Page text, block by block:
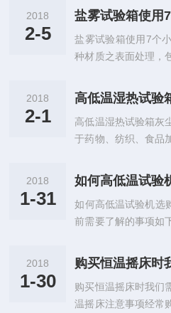
试验以及对设备的维
的空余面积。2、拉
安装在混凝土的基础
图规定，留出地脚螺
水平尺找正，待基础
试验机装上后需要
分别搬运到混凝土的
2018
2-5
盐雾试验箱使用
盐雾试验箱使用7个
种材质之表面处理，
能，但对于它来说这
3年版的盐雾试验机
我们一起来看看如何
检测效率。1、首先
验：中性盐雾试验
的一种加速腐蚀试验
水溶液，溶液PH值
雾用的溶液。试验温
2018
2-1
高低温湿热试验
高低温湿热试验箱灰
于药物、纺织、食品
产品各项温湿度测
温高湿/高温/低温等
业界电子电器、、塑
正确使用延长使用寿
湿热试验箱箱体内外
做完试验清洗一次，
工打扫或利用吸尘器
2018
1-31
如何高低温试验
如何高低温试验机选
前需要了解的事项如
境温度为15℃~35℃
露现象。试验机内壁
定机械强度的材料制
件有良好的抗高温老
2018
1-30
购买恒温摇床时我们
温摇床注意事项经常